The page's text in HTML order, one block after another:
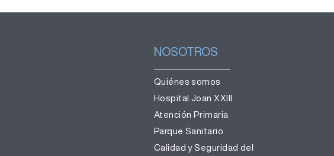
NOSOTROS
Quiénes somos
Hospital Joan XXIII
Atención Primaria
Parque Sanitario
Calidad y Seguridad del